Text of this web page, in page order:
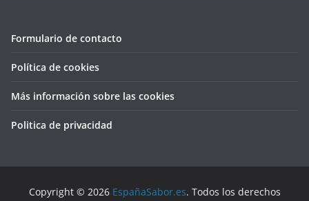
Formulario de contacto
Política de cookies
Más información sobre las cookies
Politica de privacidad
Copyright © 2026 EspañaSabor.es. Todos los derechos